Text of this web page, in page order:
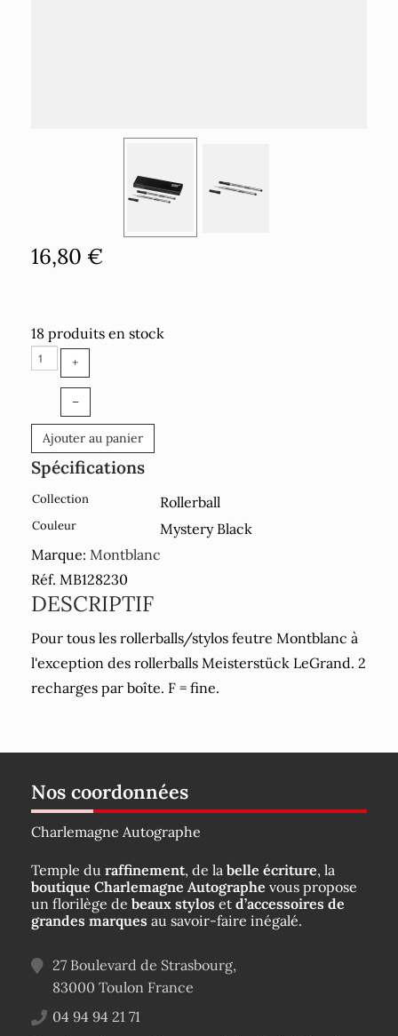
16,80 €
18 produits en stock
+
–
Ajouter au panier
Spécifications
Collection Rollerball
Couleur
Mystery Black
Marque: Montblanc
Réf. MB128230
DESCRIPTIF
Pour tous les rollerballs/stylos feutre Montblanc à
l'exception des rollerballs Meisterstück LeGrand. 2
recharges par boîte. F = fine.
Nos coordonnées
Charlemagne Autographe
Temple du raffinement, de la belle écriture, la
boutique Charlemagne Autographe vous propose
un florilège de beaux stylos et d’accessoires de
grandes marques au savoir-faire inégalé.
27 Boulevard de Strasbourg,
83000 Toulon France
04 94 94 21 71